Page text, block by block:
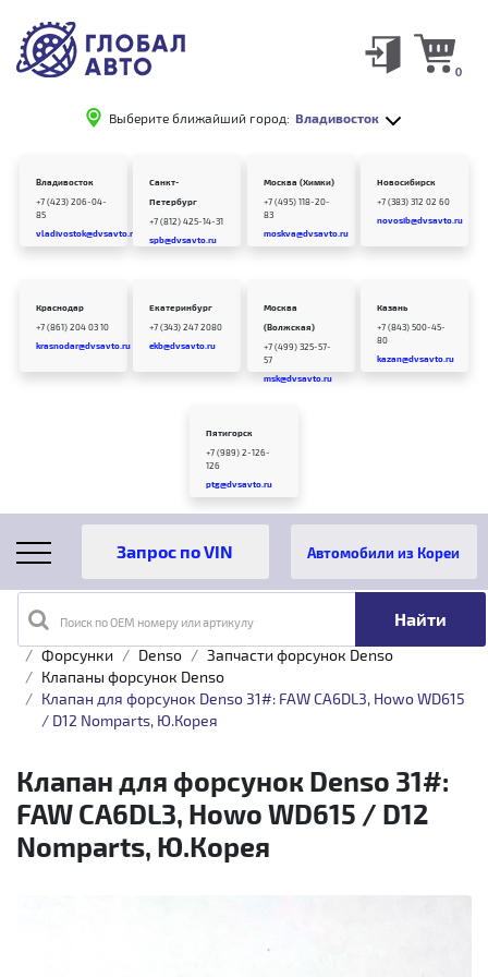
Выберите ближайший город: Владивосток
0
Владивосток
+7 (423) 206-04-
85
vladivostok@dvsavto.ru
Санкт-
Петербург
+7 (812) 425-14-31
spb@dvsavto.ru
Москва (Химки)
+7 (495) 118-20-
83
moskva@dvsavto.ru
Новосибирск
+7 (383) 312 02 60
novosib@dvsavto.ru
Краснодар
+7 (861) 204 03 10
krasnodar@dvsavto.ru
Екатеринбург
+7 (343) 247 2080
ekb@dvsavto.ru
Москва
(Волжская)
+7 (499) 325-57-
57
msk@dvsavto.ru
Казань
+7 (843) 500-45-
80
kazan@dvsavto.ru
Пятигорск
+7 (989) 2-126-
126
ptg@dvsavto.ru
Поиск по OEM номеру или артикулу
Автомобили из Кореи
Главная Каталог товаров
Топливная аппаратура
Форсунки
Denso
Запчасти форсунок Denso
Клапаны форсунок Denso
Клапан для форсунок Denso 31#: FAW CA6DL3, Howo WD615
/ D12 Nomparts, Ю.Корея
Клапан для форсунок Denso 31#:
FAW CA6DL3, Howo WD615 / D12
Nomparts, Ю.Корея